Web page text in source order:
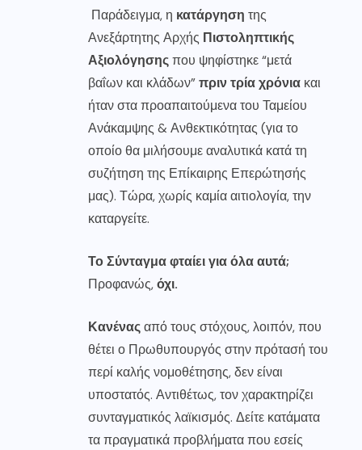
Παράδειγμα, η κατάργηση της
Ανεξάρτητης Αρχής Πιστοληπτικής
Αξιολόγησηςπου ψηφίστηκε “μετά
βαΐων και κλάδων”πριν τρία χρόνια και
ήταν στα προαπαιτούμενα του Ταμείου
Ανάκαμψης & Ανθεκτικότητας (για το
οποίο θα μιλήσουμε αναλυτικά κατά τη
συζήτηση της Επίκαιρης Επερώτησής
μας). Τώρα, χωρίς καμία αιτιολογία, την
καταργείτε.
Το Σύνταγμα φταίει για όλα αυτά;
Προφανώς,όχι.
Κανέναςαπό τους στόχους, λοιπόν, που
θέτει ο Πρωθυπουργός στην πρότασή του
περί καλής νομοθέτησης, δεν είναι
υποστατός. Αντιθέτως, τον χαρακτηρίζει
συνταγματικός λαϊκισμός. Δείτε κατάματα
τα πραγματικά προβλήματα που εσείς